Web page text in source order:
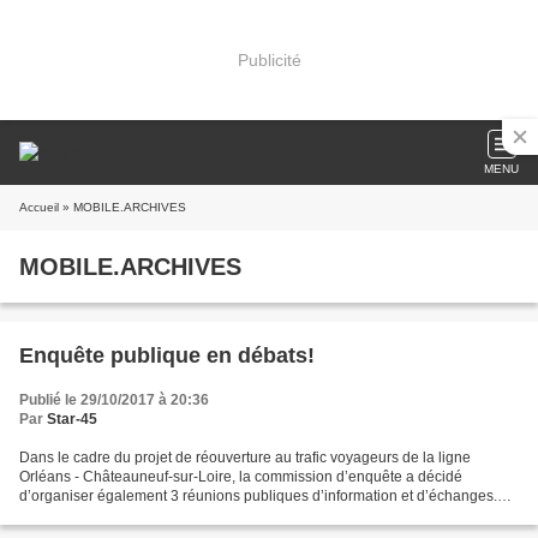
Publicité
MENU
Accueil » MOBILE.ARCHIVES
MOBILE.ARCHIVES
Enquête publique en débats!
Publié le 29/10/2017 à 20:36
Par Star-45
Dans le cadre du projet de réouverture au trafic voyageurs de la ligne
Orléans - Châteauneuf-sur-Loire, la commission d’enquête a décidé
d’organiser également 3 réunions publiques d’information et d’échanges.